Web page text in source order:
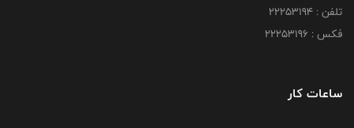
تلفن : 22253194
فکس : 22253196
ساعات کار